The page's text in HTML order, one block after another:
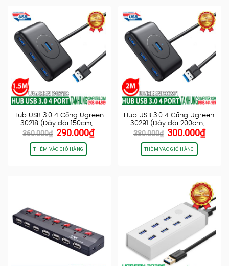
Hub USB 3.0 4 Cổng Ugreen
30218 (Dây dài 150cm,…
360.000₫ Giá
gốc
là:
360.000₫.
290.000₫Giá
hiện
THÊM VÀO GIỎ HÀNG
Hub USB 3.0 4 Cổng Ugreen
30291 (Dây dài 200cm,…
380.000₫ Giá
gốc
là:
380.000₫.
300.000₫Giá
hiện
THÊM VÀO GIỎ HÀNG